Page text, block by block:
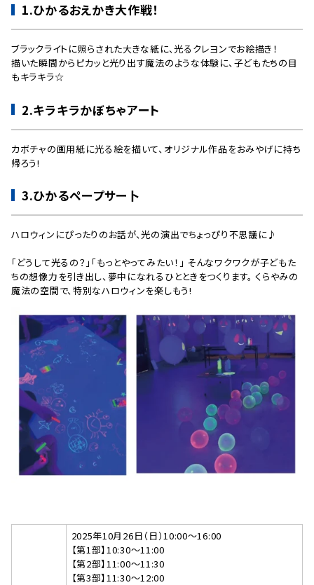
1.ひかるおえかき大作戦！
ブラックライトに照らされた大きな紙に、光るクレヨンでお絵描き！
描いた瞬間からピカッと光り出す魔法のような体験に、子どもたちの目
もキラキラ☆
2.キラキラかぼちゃアート
カボチャの画用紙に光る絵を描いて、オリジナル作品をおみやげに持ち
帰ろう!
3.ひかるペープサー卜
ハロウィンにぴったりのお話が、光の演出でちょっぴり不思議に♪
「どうして光るの？」「もっとやってみたい！」 そんなワクワクが子どもた
ちの想像力を引き出し、夢中になれるひとときをつくります。 くらやみの
魔法の空間で、特別なハロウィンを楽しもう!
2025年10月26日（日）10:00〜16:00
【第1部】10:30～11:00
【第2部】11:00～11:30
【第3部】11:30～12:00